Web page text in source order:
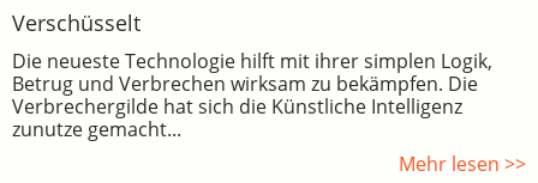
Verschüsselt
Die neueste Technologie hilft mit ihrer simplen Logik,
Betrug und Verbrechen wirksam zu bekämpfen. Die
Verbrechergilde hat sich die Künstliche Intelligenz
zunutze gemacht...
Mehr lesen >>